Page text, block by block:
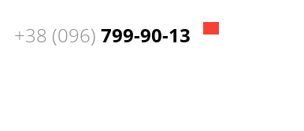
+38 (096) 799-90-13